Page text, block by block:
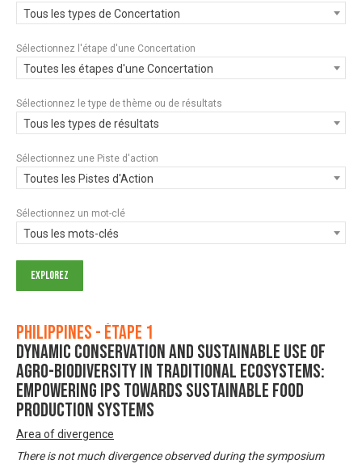
Tous les types de Concertation
Sélectionnez l'étape d'une Concertation
Toutes les étapes d'une Concertation
Sélectionnez le type de thème ou de résultats
Tous les types de résultats
Sélectionnez une Piste d'action
Toutes les Pistes d'Action
Sélectionnez un mot-clé
Tous les mots-clés
Philippines - Étape 1
Dynamic Conservation and Sustainable Use of
Agro-Biodiversity in Traditional Ecosystems:
Empowering IPs Towards Sustainable Food
Production Systems
Area of divergence
There is not much divergence observed during the symposium